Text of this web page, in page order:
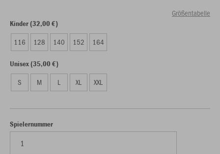
Größentabelle
Kinder (32,00 €)
116 128 140 152 164
Unisex (35,00 €)
S M L XL XXL
Spielernummer